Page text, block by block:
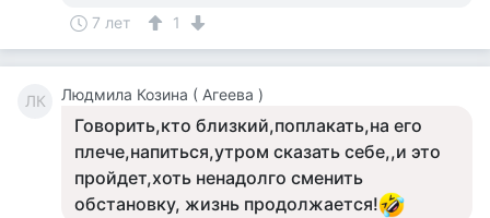
7 лет 1
ЛК Людмила Козина ( Агеева )
Говорить,кто близкий,поплакать,на его
плече,напиться,утром сказать себе,,и это
пройдет,хоть ненадолго сменить
обстановку, жизнь продолжается!